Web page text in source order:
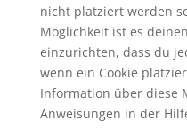
nicht platziert werden
Möglichkeit ist es
einzurichten, dass du
wenn ein Cookie
Information über diese
Anweisungen in der